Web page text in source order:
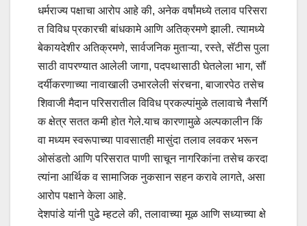
धर्मराज्य पक्षाचा आरोप आहे की, अनेक वर्षांमध्ये तलाव परिसरा
त विविध प्रकारची बांधकामे आणि अतिक्रमणे झाली. त्यामध्ये
बेकायदेशीर अतिक्रमणे, सार्वजनिक मुताऱ्या, रस्ते, सॅटीस पुला
साठी वापरण्यात आलेली जागा, पदपथासाठी घेतलेला भाग, सौं
दर्यीकरणाच्या नावाखाली उभारलेली संरचना, बाजारपेठ तसेच
शिवाजी मैदान परिसरातील विविध प्रकल्पांमुळे तलावाचे नैसर्गि
क क्षेत्र सतत कमी होत गेले.याच कारणामुळे अल्पकालीन किं
वा मध्यम स्वरूपाच्या पावसातही मासुंदा तलाव लवकर भरून
ओसंडतो आणि परिसरात पाणी साचून नागरिकांना तसेच करदा
त्यांना आर्थिक व सामाजिक नुकसान सहन करावे लागते, असा
आरोप पक्षाने केला आहे.
देशपांडे यांनी पुढे म्हटले की, तलावाच्या मूळ आणि सध्याच्या क्षे